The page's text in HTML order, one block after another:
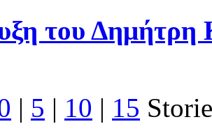
του Δημήτρη
| 5 | 10 | 15